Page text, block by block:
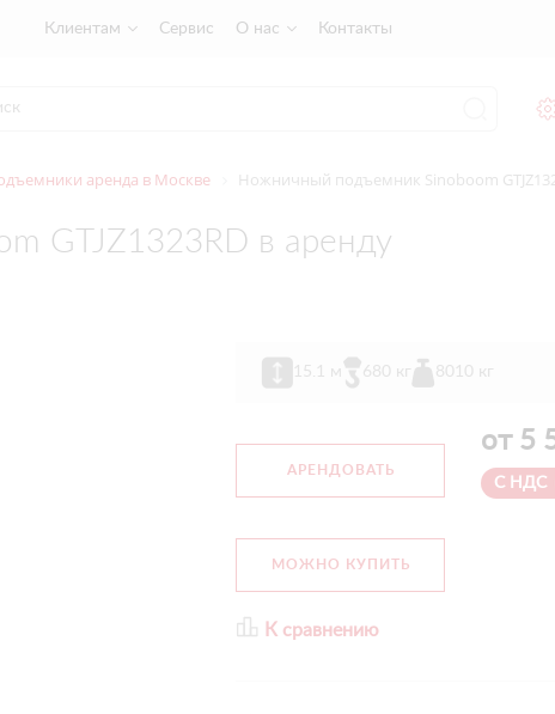
Клиентам Сервис О нас Контакты
аренда в Москве Ножничный подъемник Sinoboom
GTJZ1323RD в аренду
15.1 м 680 кг 8010 кг
АРЕНДОВАТЬ
от 5
С НДС
МОЖНО КУПИТЬ
К сравнению